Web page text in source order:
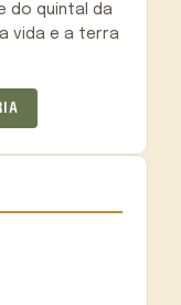
do quintal da
vida e a terra